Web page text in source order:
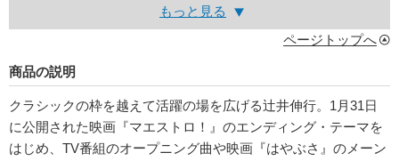
もっと見る
ページトップへ
商品の説明
クラシックの枠を越えて活躍の場を広げる辻井伸行。1月31日
に公開された映画『マエストロ！』のエンディング・テーマを
はじめ、TV番組のオープニング曲や映画『はやぶさ』のメーン